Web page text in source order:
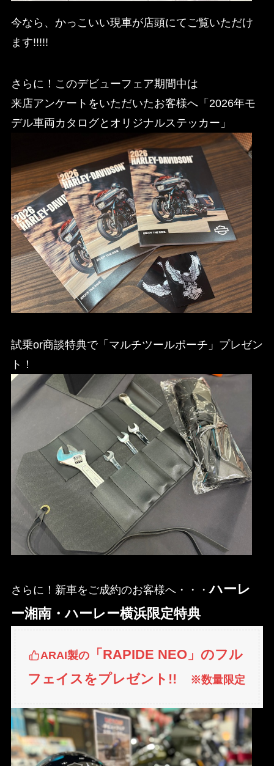
今なら、かっこいい現車が店頭にてご覧いただけ
ます!!!!!
さらに！このデビューフェア期間中は
来店アンケートをいただいたお客様へ「2026年モ
デル車両カタログとオリジナルステッカー」
試乗or商談特典で「マルチツールポーチ」プレゼン
ト！
さらに！新車をご成約のお客様へ・・・ハーレ
ー湘南・ハーレー横浜限定特典
ARAI製の
「RAPIDE NEO」のフル
フェイスをプレゼント!!
※数量限定